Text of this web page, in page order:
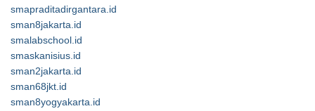
smapraditadirgantara.id
sman8jakarta.id
smalabschool.id
smaskanisius.id
sman2jakarta.id
sman68jkt.id
sman8yogyakarta.id